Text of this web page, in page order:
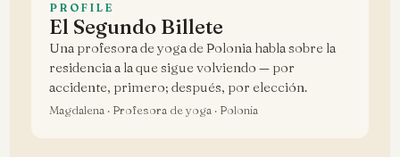
PROFILE
El Segundo Billete
Una profesora de yoga de Polonia habla sobre la
residencia a la que sigue volviendo — por
accidente, primero; después, por elección.
Magdalena · Profesora de yoga · Polonia